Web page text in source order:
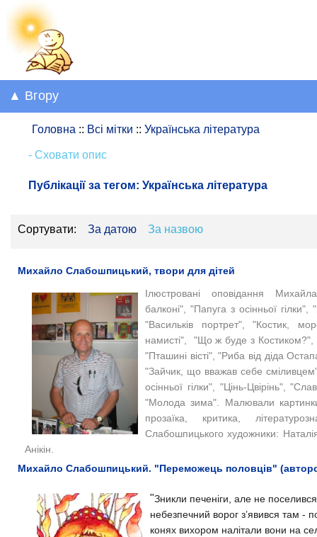
▲ Вгору
Головна :: Всі мітки :: Українська література
- Сховати опис
Публікації за тегом: Українська література
Сортувати: За датою За назвою
Михайло Слабошпицький, твори для дітей
Ілюстровані оповідання
балконі", "Папуга з осінньої
"Васильків портрет", "Костик,
намисті", "Що ж буде з Костиком?",
"Пташині вісті", "Риба від діда
"Зайчик, що вважав себе
осінньої гілки", "Цінь-Цвірінь",
"Молода зима"​. Малювали
прозаїка, критика,
Слабошпицького художники:
Анікін.
Михайло Слабошпицький. "Переможець половців"
"Зникли печеніги, але не
небезпечний ворог з’явився там -
конях вихором налітали вони на